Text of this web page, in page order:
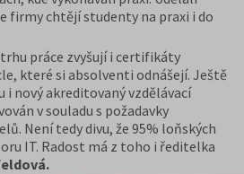
firmy chtějí studenty na praxi i do
práce zvyšují i certifikáty
které si absolventi odnášejí. Ještě
nový akreditovaný vzdělávací
v souladu s požadavky
Není tedy divu, že 95% loňských
IT. Radost má z toho i ředitelka